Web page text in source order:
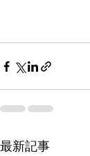
最新記事